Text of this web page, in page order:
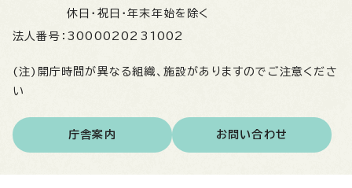
休日・祝日・年末年始を除く
法人番号： 3000020231002
(注)開庁時間が異なる組織、施設がありますのでご注意くださ
い
庁舎案内 お問い合わせ